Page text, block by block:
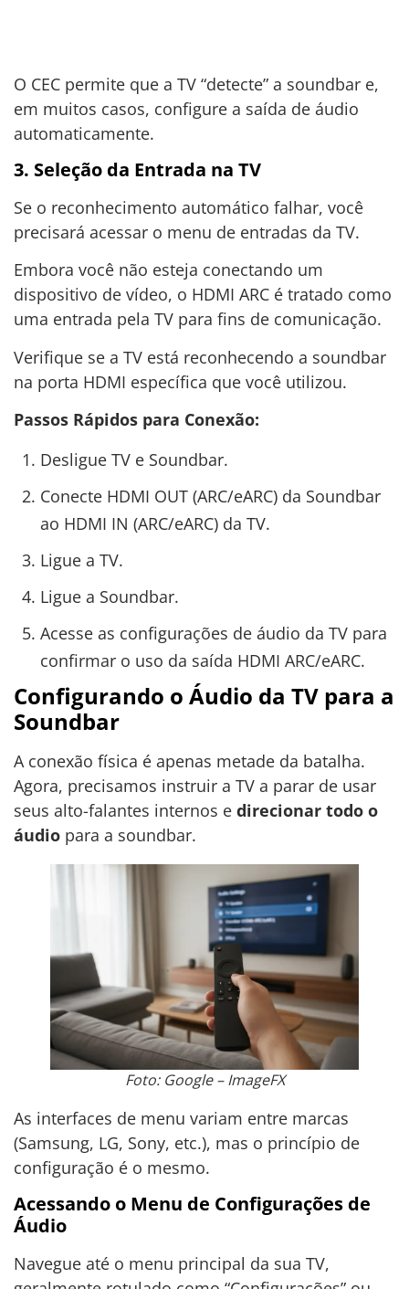
O CEC permite que a TV “detecte” a soundbar e,
em muitos casos, configure a saída de áudio
automaticamente.
3. Seleção da Entrada na TV
Se o reconhecimento automático falhar, você
precisará acessar o menu de entradas da TV.
Embora você não esteja conectando um
dispositivo de vídeo, o HDMI ARC é tratado como
uma entrada pela TV para fins de comunicação.
Verifique se a TV está reconhecendo a soundbar
na porta HDMI específica que você utilizou.
Passos Rápidos para Conexão:
Desligue TV e Soundbar.
Conecte HDMI OUT (ARC/eARC) da Soundbar
ao HDMI IN (ARC/eARC) da TV.
Ligue a TV.
Ligue a Soundbar.
Acesse as configurações de áudio da TV para
confirmar o uso da saída HDMI ARC/eARC.
Configurando o Áudio da TV para a
Soundbar
A conexão física é apenas metade da batalha.
Agora, precisamos instruir a TV a parar de usar
seus alto-falantes internos e direcionar todo o
áudio para a soundbar.
Foto: Google – ImageFX
As interfaces de menu variam entre marcas
(Samsung, LG, Sony, etc.), mas o princípio de
configuração é o mesmo.
Acessando o Menu de Configurações de
Áudio
Navegue até o menu principal da sua TV,